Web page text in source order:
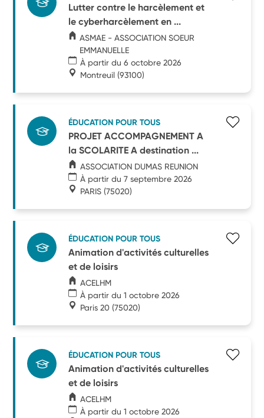
Lutter contre le harcèlement et
le cyberharcèlement en ...
ASMAE - ASSOCIATION SOEUR
EMMANUELLE
À partir du 6 octobre 2026
Montreuil (93100)
ÉDUCATION POUR TOUS
PROJET ACCOMPAGNEMENT A
la SCOLARITE A destination ...
ASSOCIATION DUMAS REUNION
À partir du 7 septembre 2026
PARIS (75020)
ÉDUCATION POUR TOUS
Animation d'activités culturelles
et de loisirs
ACELHM
À partir du 1 octobre 2026
Paris 20 (75020)
ÉDUCATION POUR TOUS
Animation d'activités culturelles
et de loisirs
ACELHM
À partir du 1 octobre 2026